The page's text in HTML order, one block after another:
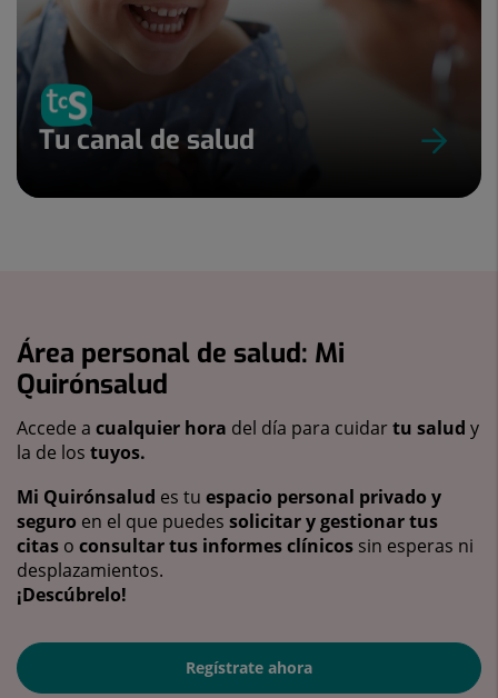
Tu canal de salud
Área personal de salud: Mi
Quirónsalud
Accede a cualquier hora del día para cuidartu salud y
la de los tuyos.
Mi Quirónsalud es tu espacio personal privado y
seguro en el que puedes solicitar y gestionar tus
citas o consultar tus informes clínicos sin esperas ni
desplazamientos.
¡Descúbrelo!
Regístrate ahora